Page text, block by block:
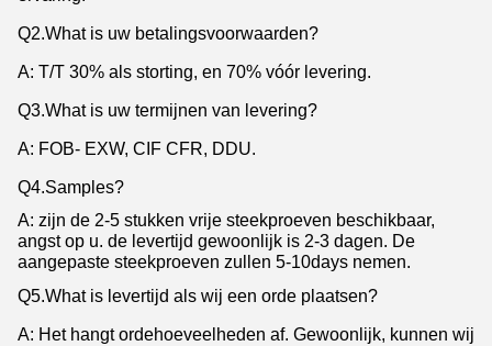
Q2.What is uw betalingsvoorwaarden?
A: T/T 30% als storting, en 70% vóór levering.
Q3.What is uw termijnen van levering?
A: FOB- EXW, CIF CFR, DDU.
Q4.Samples?
A: zijn de 2-5 stukken vrije steekproeven beschikbaar,
angst op u. de levertijd gewoonlijk is 2-3 dagen. De
aangepaste steekproeven zullen 5-10days nemen.
Q5.What is levertijd als wij een orde plaatsen?
A: Het hangt ordehoeveelheden af. Gewoonlijk, kunnen wij